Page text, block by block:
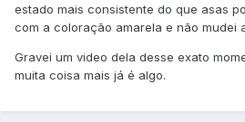
estado mais consistente do que asas
com a coloração amarela e não mudei
Gravei um video dela desse exato
muita coisa mais já é algo.